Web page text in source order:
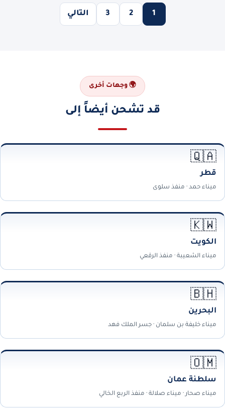
1
2
3 التالي
🌍 وجهات أخرى
قد تشحن أيضاً إلى
🇶🇦
قطر
ميناء حمد · منفذ سلوى
🇰🇼
الكويت
ميناء الشعيبة · منفذ الرقعي
🇧🇭
البحرين
ميناء خليفة بن سلمان · جسر الملك فهد
🇴🇲
سلطنة عمان
ميناء صحار · ميناء صلالة · منفذ الربع الخالي